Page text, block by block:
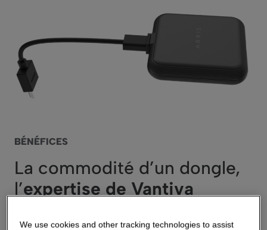
BÉNÉFICES
La commodité d’un dongle,
l’expertise de Vantiva
Le dongle TV est l’appareil multimédia polyvalent par
We use cookies and other tracking technologies to assist